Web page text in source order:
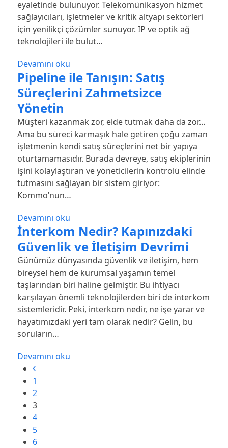
eyaletinde bulunuyor. Telekomünikasyon hizmet
sağlayıcıları, işletmeler ve kritik altyapı sektörleri
için yenilikçi çözümler sunuyor. IP ve optik ağ
teknolojileri ile bulut…
Devamını oku
Pipeline ile Tanışın: Satış
Süreçlerini Zahmetsizce
Yönetin
Müşteri kazanmak zor, elde tutmak daha da zor…
Ama bu süreci karmaşık hale getiren çoğu zaman
işletmenin kendi satış süreçlerini net bir yapıya
oturtamamasıdır. Burada devreye, satış ekiplerinin
işini kolaylaştıran ve yöneticilerin kontrolü elinde
tutmasını sağlayan bir sistem giriyor:
Kommo’nun…
Devamını oku
İnterkom Nedir? Kapınızdaki
Güvenlik ve İletişim Devrimi
Günümüz dünyasında güvenlik ve iletişim, hem
bireysel hem de kurumsal yaşamın temel
taşlarından biri haline gelmiştir. Bu ihtiyacı
karşılayan önemli teknolojilerden biri de interkom
sistemleridir. Peki, interkom nedir, ne işe yarar ve
hayatımızdaki yeri tam olarak nedir? Gelin, bu
soruların…
Devamını oku
Sayfa
1
Sayfa
2
Sayfa
3
Sayfa
4
Sayfa
5
Sayfa
6